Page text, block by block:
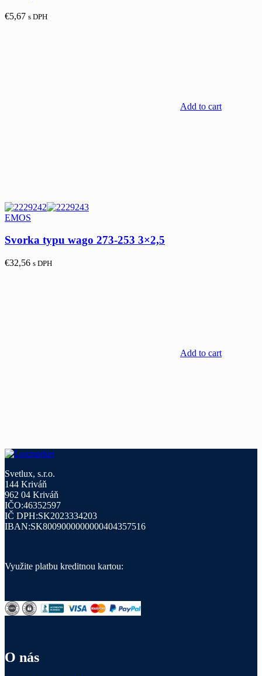
€5,67 s DPH
Add to cart
EMOS
Svorka typu wago 273-253 3×2,5
€32,56 s DPH
Add to cart
Svetlux, s.r.o.
144 Kriváň
962 04 Kriváň
IČO:46352597
IČ DPH:SK2023334203
IBAN:SK8009000000000404357516
Využite platbu kreditnou kartou:
O nás